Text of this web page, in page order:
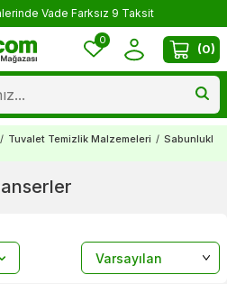
Vade Farksız 9 Taksit
0
(0)
/ Tuvalet Temizlik Malzemeleri / Sabunluklar